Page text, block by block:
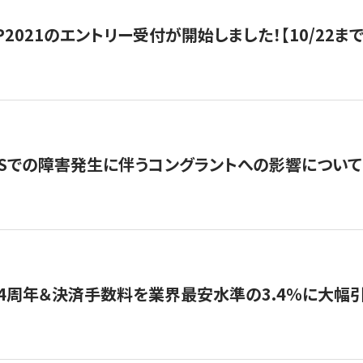
のエントリー受付が開始しました！【10/22まで
での障害発生に伴うコングラントへの影響について
周年＆決済手数料を業界最安水準の3.4％に大幅